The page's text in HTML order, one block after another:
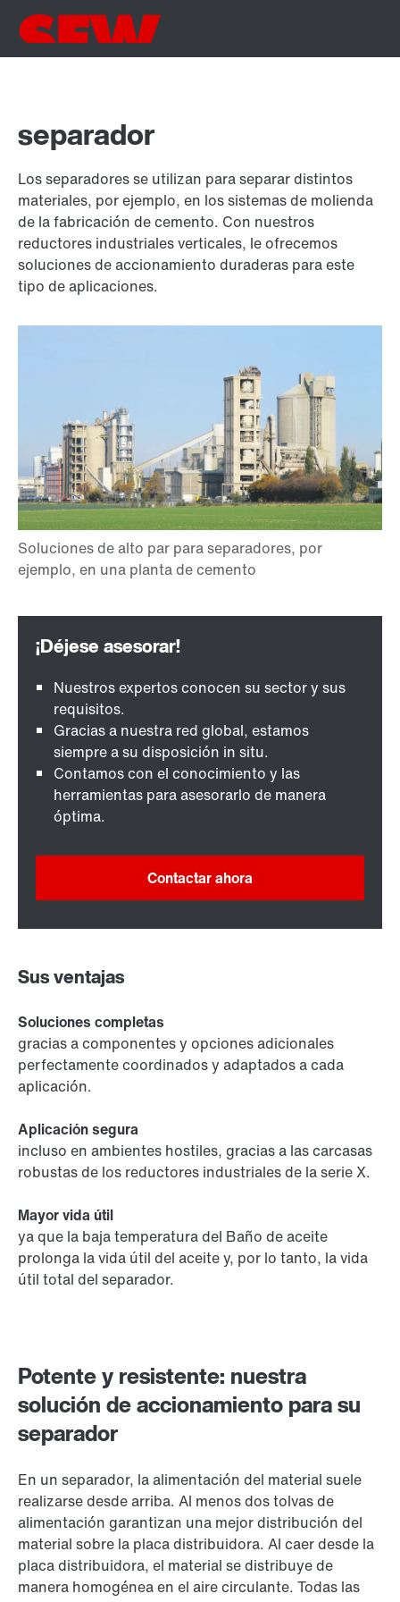
separador
Los separadores se utilizan para separar distintos
materiales, por ejemplo, en los sistemas de molienda
de la fabricación de cemento. Con nuestros
reductores industriales verticales, le ofrecemos
soluciones de accionamiento duraderas para este
tipo de aplicaciones.
Potente y resistente: nuestra
solución de accionamiento para su
separador
En un separador, la alimentación del material suele
realizarse desde arriba. Al menos dos tolvas de
alimentación garantizan una mejor distribución del
material sobre la placa distribuidora. Al caer desde la
placa distribuidora, el material se distribuye de
manera homogénea en el aire circulante. Todas las
Nuestros expertos conocen su sector y sus
requisitos.
Gracias a nuestra red global, estamos
siempre a su disposición in situ.
Contamos con el conocimiento y las
herramientas para asesorarlo de manera
óptima.
Contactar ahora
Sus ventajas
Soluciones completas
gracias a componentes y opciones adicionales
perfectamente coordinados y adaptados a cada
aplicación.
Aplicación segura
incluso en ambientes hostiles, gracias a las carcasas
robustas de los reductores industriales de la serie X.
Mayor vida útil
ya que la baja temperatura del Baño de aceite
prolonga la vida útil del aceite y, por lo tanto, la vida
útil total del separador.